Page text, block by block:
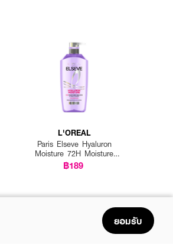
L'OREAL
Paris Elseve Hyaluron
Moisture 72H Moisture
Sealing Conditioner
฿189
ยอมรับ